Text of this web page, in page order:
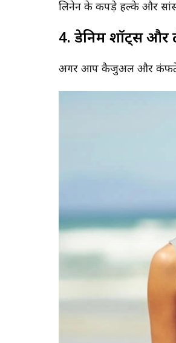
लिनेन के कपड़े हल्के और सांस
4. डेनिम शॉर्ट्स और
अगर आप कैजुअल और
सपने में